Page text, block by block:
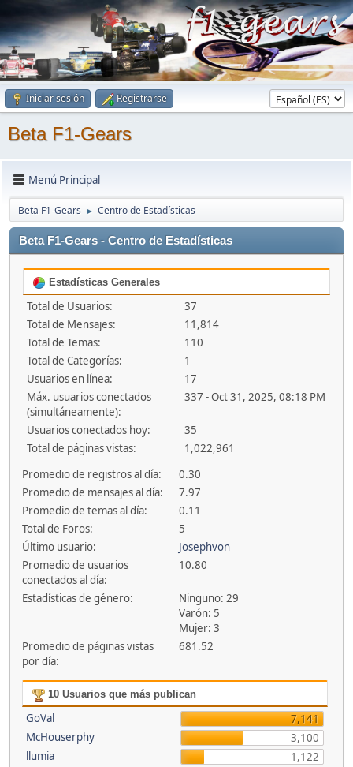
Iniciar sesión Registrarse
Beta F1-Gears
Menú Principal
Beta F1-Gears ► Centro de Estadísticas
Beta F1-Gears - Centro de Estadísticas
Estadísticas Generales
Total de Usuarios:
37
Total de Mensajes:
11,814
Total de Temas:
110
Total de Categorías:
1
Usuarios en línea:
17
Máx. usuarios conectados
(simultáneamente):
337 - Oct 31, 2025, 08:18 PM
Usuarios conectados hoy:
35
Total de páginas vistas:
1,022,961
Promedio de registros al día:
0.30
Promedio de mensajes al día:
7.97
Promedio de temas al día:
0.11
Total de Foros:
5
Último usuario:
Josephvon
Promedio de usuarios
conectados al día:
10.80
Estadísticas de género:
Ninguno: 29
Varón: 5
Mujer: 3
Promedio de páginas vistas
por día:
681.52
10 Usuarios que más publican
GoVal
7,141
McHouserphy
3,100
llumia
1,122